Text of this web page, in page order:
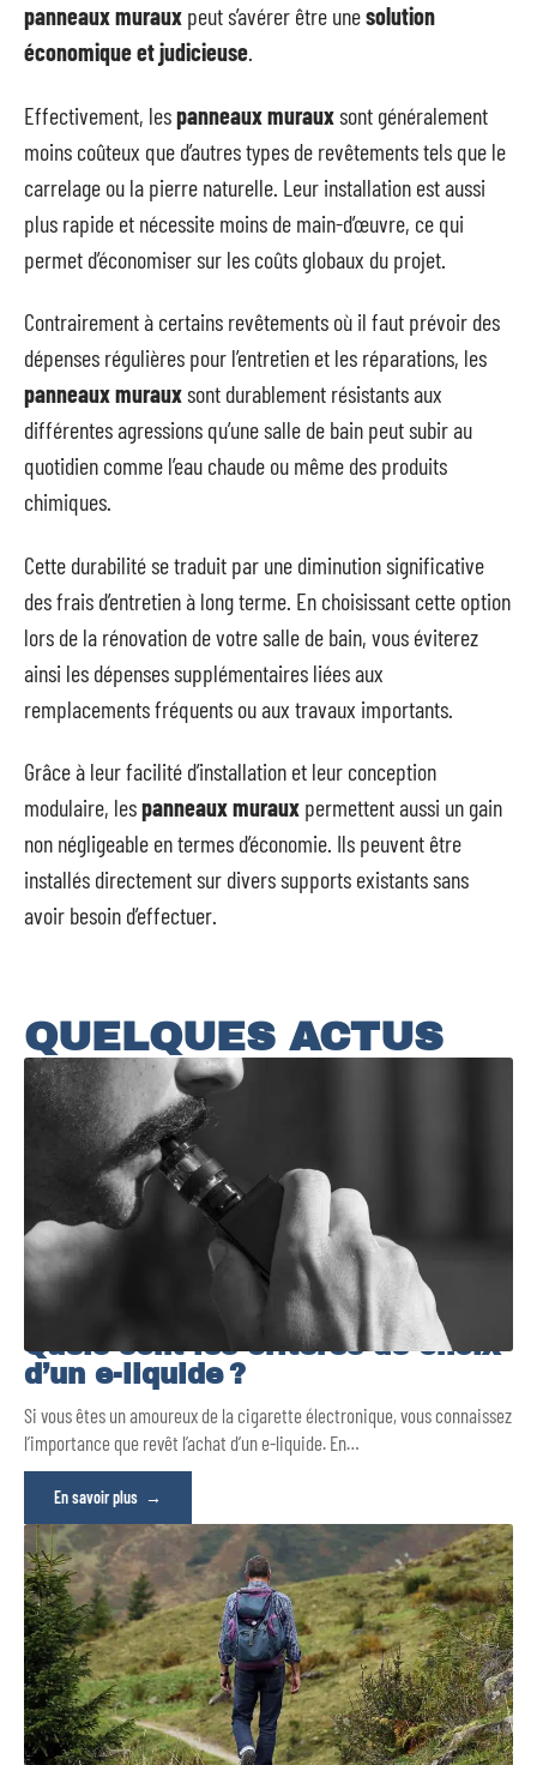
panneaux muraux peut s’avérer être unesolution
économique et judicieuse.
Effectivement, lespanneaux murauxsont généralement
moins coûteux que d’autres types de revêtements tels que le
carrelage ou la pierre naturelle. Leur installation est aussi
plus rapide et nécessite moins de main-d’œuvre, ce qui
permet d’économiser sur les coûts globaux du projet.
Contrairement à certains revêtements où il faut prévoir des
dépenses régulières pour l’entretien et les réparations, les
panneaux murauxsont durablement résistants aux
différentes agressions qu’une salle de bain peut subir au
quotidien comme l’eau chaude ou même des produits
chimiques.
Cette durabilité se traduit par une diminution significative
des frais d’entretien à long terme. En choisissant cette option
lors de la rénovation de votre salle de bain, vous éviterez
ainsi les dépenses supplémentaires liées aux
remplacements fréquents ou aux travaux importants.
Grâce à leur facilité d’installation et leur conception
modulaire, lespanneaux muraux permettent aussi un gain
non négligeable en termes d’économie. Ils peuvent être
installés directement sur divers supports existants sans
avoir besoin d’effectuer.
QUELQUES ACTUS
Quels sont les critères de choix
d’un e-liquide ?
Si vous êtes un amoureux de la cigarette électronique, vous connaissez
l’importance que revêt l’achat d’un e-liquide. En…
En savoir plus